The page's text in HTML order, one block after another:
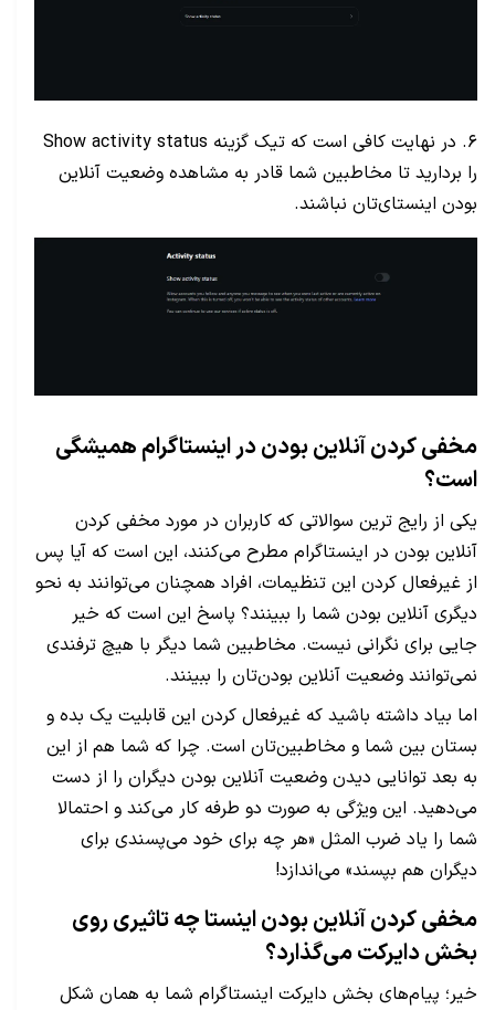
۶. در نهایت کافی است که تیک گزینه Show activity status
را بردارید تا مخاطبین شما قادر به مشاهده وضعیت آنلاین
بودن اینستای‌تان نباشند.
مخفی کردن آنلاین بودن در اینستاگرام همیشگی
است؟
یکی از رایج ترین سوالاتی که کاربران در مورد مخفی کردن
آنلاین بودن در اینستاگرام مطرح می‌کنند، این است که آیا پس
از غیرفعال کردن این تنظیمات، افراد همچنان می‌توانند به نحو
دیگری آنلاین بودن شما را ببینند؟ پاسخ این است که خیر
جایی برای نگرانی نیست. مخاطبین شما دیگر با هیچ ترفندی
نمی‌توانند وضعیت آنلاین بودن‌تان را ببینند.
اما بیاد داشته باشید که غیرفعال کردن این قابلیت یک بده و
بستان بین شما و مخاطبین‌تان است. چرا که شما هم از این
به بعد توانایی دیدن وضعیت آنلاین بودن دیگران را از دست
می‌دهید. این ویژگی به صورت دو طرفه کار می‌کند و احتمالا
شما را یاد ضرب المثل «هر چه برای خود می‌پسندی برای
دیگران هم بپسند» می‌اندازد!
مخفی کردن آنلاین بودن اینستا چه تاثیری روی
بخش دایرکت می‌گذارد؟
خیر؛ پیام‌های بخش دایرکت اینستاگرام شما به همان شکل